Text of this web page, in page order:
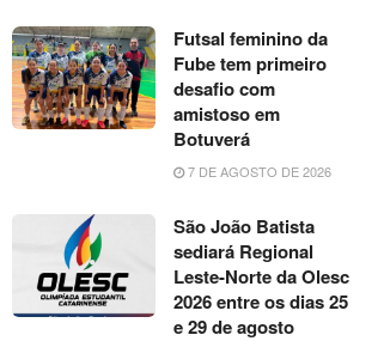
Futsal feminino da
Fube tem primeiro
desafio com
amistoso em
Botuverá
7 DE AGOSTO DE 2026
São João Batista
sediará Regional
Leste-Norte da Olesc
2026 entre os dias 25
e 29 de agosto